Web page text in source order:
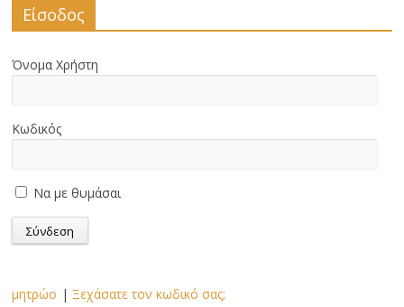
Είσοδος
Όνομα Χρήστη
Κωδικός
Να με θυμάσαι
μητρώο | Ξεχάσατε τον κωδικό σας;